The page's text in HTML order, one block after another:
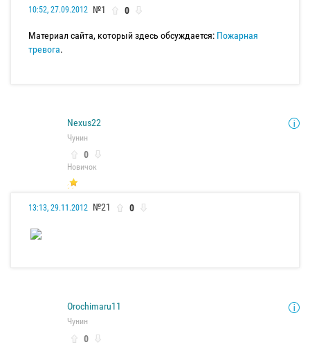
10:52, 27.09.2012 №1 0
Материал сайта, который здесь обсуждается: Пожарная
тревога.
Nexus22
Чунин
0
Новичок
13:13, 29.11.2012 №21 0
Orochimaru11
Чунин
0